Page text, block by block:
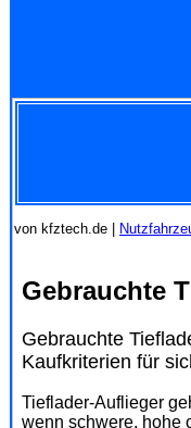
von kfztech.de |
Gebrauchte
Gebrauchte
Kaufkriterien für
Tieflader-Auflieger
wenn schwere, hohe